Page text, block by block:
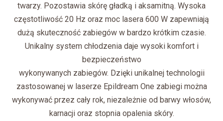
twarzy. Pozostawia skórę gładką i aksamitną. Wysoka
częstotliwość 20 Hz oraz moc lasera 600 W zapewniają
dużą skuteczność zabiegów w bardzo krótkim czasie.
Unikalny system chłodzenia daje wysoki komfort i
bezpieczeństwo
wykonywanych zabiegów. Dzięki unikalnej technologii
zastosowanej w laserze Epildream One zabiegi można
wykonywać przez cały rok, niezależnie od barwy włosów,
karnacji oraz stopnia opalenia skóry.